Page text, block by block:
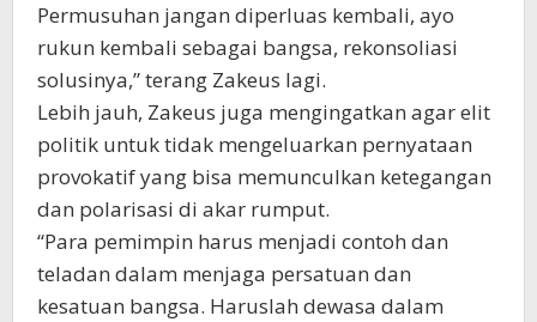
Permusuhan jangan diperluas kembali, ayo
rukun kembali sebagai bangsa, rekonsoliasi
solusinya,” terang Zakeus lagi.
Lebih jauh, Zakeus juga mengingatkan agar elit
politik untuk tidak mengeluarkan pernyataan
provokatif yang bisa memunculkan ketegangan
dan polarisasi di akar rumput.
“Para pemimpin harus menjadi contoh dan
teladan dalam menjaga persatuan dan
kesatuan bangsa. Haruslah dewasa dalam